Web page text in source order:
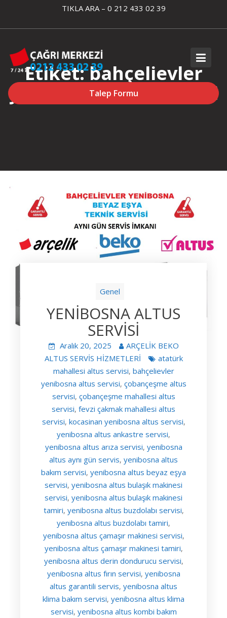
content
TIKLA ARA – 0 212 433 02 39
Talep Formu
Etiket:bahçelievler
yenibosna altus servisi
Genel
YENİBOSNA ALTUS
SERVİSİ
Aralık 20, 2025
ARÇELİK BEKO
ALTUS SERVİS HİZMETLERİ
atatürk
mahallesi altus servisi, bahçelievler
yenibosna altus servisi, çobançeşme altus
servisi, çobançeşme mahallesi altus
servisi, fevzi çakmak mahallesi altus
servisi, kocasinan yenibosna altus servisi,
yenibosna altus ankastre servisi,
yenibosna altus arıza servisi, yenibosna
altus aynı gün servis, yenibosna altus
bakım servisi, yenibosna altus beyaz eşya
servisi, yenibosna altus bulaşık makinesi
servisi, yenibosna altus bulaşık makinesi
tamiri, yenibosna altus buzdolabı servisi,
yenibosna altus buzdolabı tamiri,
yenibosna altus çamaşır makinesi servisi,
yenibosna altus çamaşır makinesi tamiri,
yenibosna altus derin dondurucu servisi,
yenibosna altus fırın servisi, yenibosna
altus garantili servis, yenibosna altus
klima bakım servisi, yenibosna altus klima
servisi, yenibosna altus kombi bakım